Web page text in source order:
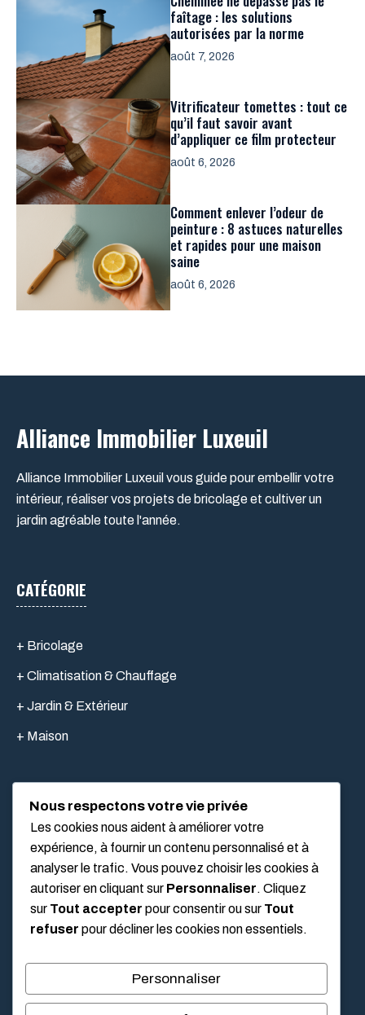
faîtage : les solutions
autorisées par la norme
août 7, 2026
Vitrificateur tomettes : tout ce
qu’il faut savoir avant
d’appliquer ce film protecteur
août 6, 2026
Comment enlever l’odeur de
peinture : 8 astuces naturelles
et rapides pour une maison
saine
août 6, 2026
Alliance Immobilier Luxeuil
Alliance Immobilier Luxeuil vous guide pour embellir votre
intérieur, réaliser vos projets de bricolage et cultiver un
jardin agréable toute l'année.
CATÉGORIE
+ Bricolage
+ Climatisation & Chauffage
+ Jardin & Extérieur
+ Maison
LIEN UTILES
Mentions légales
Politique de confidentialité
Conditions Générales d’Utilisation (CGU)
Nous respectons votre vie privée
Les cookies nous aident à améliorer votre
expérience, à fournir un contenu personnalisé et à
analyser le trafic. Vous pouvez choisir les cookies à
autoriser en cliquant sur Personnaliser. Cliquez
sur Tout accepter pour consentir ou sur Tout
refuser pour décliner les cookies non essentiels.
Personnaliser